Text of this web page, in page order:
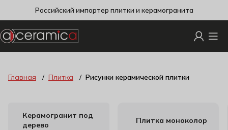
Российский импортер плитки и керамогранита
Главная Плитка Рисунки керамической плитки
Керамогранит под
дерево
Плитка моноколор